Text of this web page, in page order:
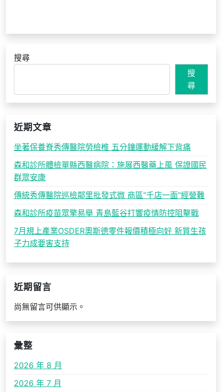
搜尋
搜
尋
近期文章
坐著保養脊秀傳醫院勞檢椎 五分鐘運動緩解下背痛
森和診所體檢單縣西醫病院：施展西醫藥上風 保證國民
群眾安康
傳統秀傳醫院巡檢鄰里批發式微 商區“千店一面”經營難
森和診所疫苗眾擎易舉 青島藍谷打響疫情防控阻擊戰
7月規上產業OSDER奧斯德零件報價積極向好 新質生孩
子力成要害支持
近期留言
尚無留言可供顯示。
彙整
2026 年 8 月
2026 年 7 月